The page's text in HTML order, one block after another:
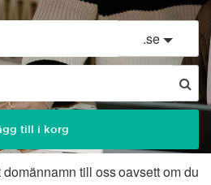
.se
till i korg
till oss oavsett om du